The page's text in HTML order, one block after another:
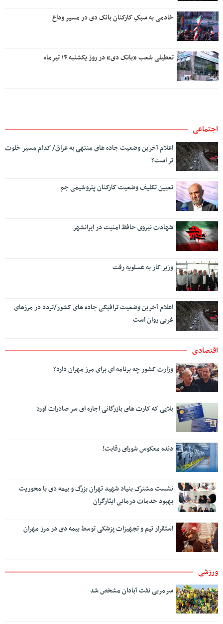
خادمی به سبکِ کارکنان بانک دی در مسیر وداع
تعطیلی شعب «بانک دی» در روز یکشنبه ۱۴ تیرماه
اجتماعی
اعلام آخرین وضعیت جاده های منتهی به عراق/ کدام مسیر خلوت
تر است؟
تعیین تکلیف وضعیت کارکنان پتروشیمی جم
شهادت نیروی حافظ امنیت در ایرانشهر
وزیر کار به عسلویه رفت
اعلام آخرین وضعیت ترافیکی جاده های کشور/تردد در مرزهای
غربی روان است
اقتصادی
وزارت کشور چه برنامه ای برای مرز مهران دارد؟
بلایی که کارت های بازرگانی اجاره ای سر صادرات آورد
دنده معکوس شورای رقابت!
نشست مشترک بنیاد شهید تهران بزرگ و بیمه دی با محوریت
بهبود خدمات درمانی ایثارگران
استقرار تیم و تجهیزات پزشکی توسط بیمه دی در مرز مهران
ورزشی
سرمربی نفت آبادان مشخص شد